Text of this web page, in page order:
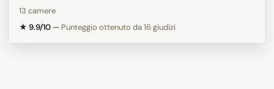
13 camere
★ 9.9/10 — Punteggio ottenuto da 16 giudizi